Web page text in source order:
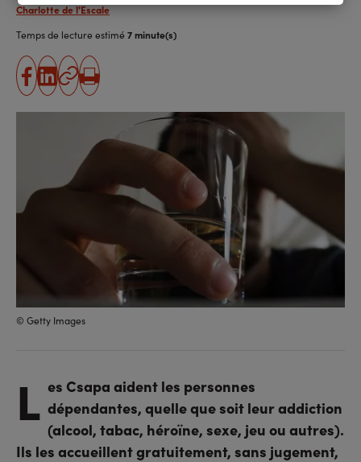
Charlotte de l'Escale
Temps de lecture estimé 7 minute(s)
partager
sur
partager
sur
Copier
l'URL
Imprimer
© Getty Images
L es Csapa aident les personnes
dépendantes, quelle que soit leur addiction
(alcool, tabac, héroïne, sexe, jeu ou autres).
Ils les accueillent gratuitement, sans jugement,